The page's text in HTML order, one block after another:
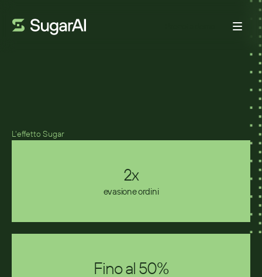
La linea diretta verso il futuro
L'effetto Sugar
2x
evasione ordini
Fino al 50%